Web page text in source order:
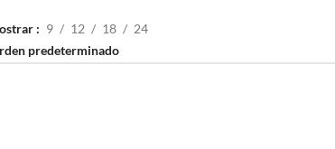
9 12 18 24